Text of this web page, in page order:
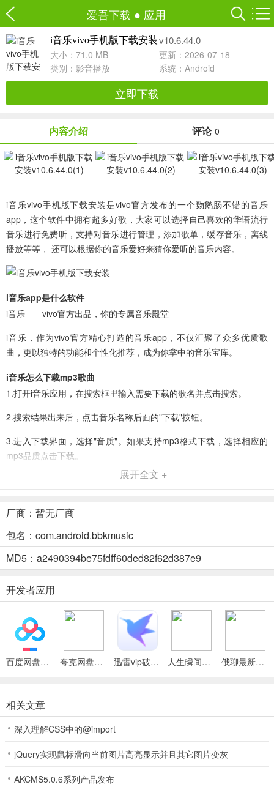
爱吾下载 ● 应用
i音乐vivo手机版下载安装v10.6.44.0
大小：71.0 MB
更新：2026-07-18
类别： 影音播放 系统：Android
立即下载
内容介绍 评论 0
i音乐vivo手机版下载安装是vivo官方发布的一个覅鹅肠不错的音乐
app，这个软件中拥有超多好歌，大家可以选择自己喜欢的华语流行
音乐进行免费听，支持对音乐进行管理，添加歌单，缓存音乐，离线
播放等等， 还可以根据你的音乐爱好来猜你爱听的音乐内容。
i音乐app是什么软件
i音乐——vivo官方出品，你的专属音乐殿堂
i音乐，作为vivo官方精心打造的音乐app，不仅汇聚了众多优质歌
曲，更以独特的功能和个性化推荐，成为你掌中的音乐宝库。
i音乐怎么下载mp3歌曲
1.打开i音乐应用，在搜索框里输入需要下载的歌名并点击搜索。
2.搜索结果出来后，点击音乐名称后面的"下载"按钮。
3.进入下载界面，选择"音质"。如果支持mp3格式下载，选择相应的
mp3品质点击下载。
5.音乐下载完毕后，点击一下"音乐"，再点击"文件夹"图案，打开音乐
所在的文件夹。
i音乐怎么关闭自动续费
i音乐取消：进入i音乐--我的--会员中心--立即续费--点击"我的会员"进
入我的会员页面，如果已经开通连续包月会有"关闭服务"按钮，点击
可自行关闭连续包月服务，没有该菜单则证明没有开通连续包月服
务。
微信上取消：微信--我--支付--右上角".."--扣费服务--音乐会员包月自
动续费，点击"关闭服务"即可。
动扣款--小额免密支付，点击"关闭服务"即可。
i音乐app特色
乐都能满足你的需求。这里汇集了众多热门单曲、经典老歌和独家专
展开全文 +
厂商：暂无厂商
包名：com.android.bbkmusic
MD5：a2490394be75fdff60ded82f62d387e9
开发者应用
百度网盘绿色免安装Pc电脑版 夸克网盘官方正式版 迅雷vip破解版永久会员2024版 人生瞬间最新手机版 俄聊最新手机版
相关文章
深入理解CSS中的@import
jQuery实现鼠标滑向当前图片高亮显示并且其它图片变灰
AKCMS5.0.6系列产品发布